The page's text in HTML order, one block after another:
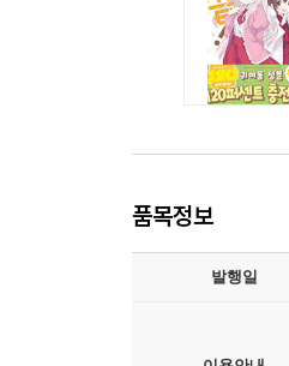
품목정보
발행일